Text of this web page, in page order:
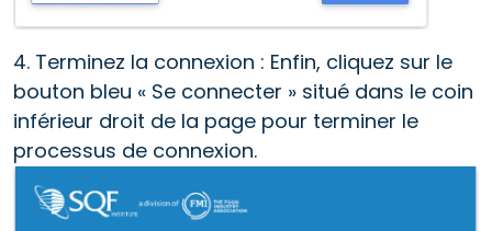
4. Terminez la connexion : Enfin, cliquez sur le
bouton bleu « Se connecter » situé dans le coin
inférieur droit de la page pour terminer le
processus de connexion.